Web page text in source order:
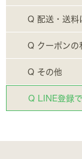
Q 配送・送料
Q クーポンの
Q その他
Q LINE登録